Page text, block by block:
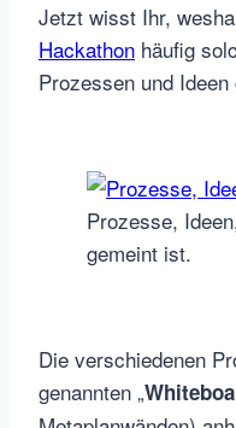
Jetzt wisst Ihr,
Hackathon häufig
Prozessen und Ideen
Prozesse,
gemeint ist.
Die verschiedenen
genannten „